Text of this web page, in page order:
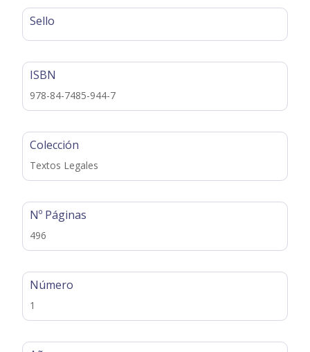
Sello
ISBN
978-84-7485-944-7
Colección
Textos Legales
Nº Páginas
496
Número
1